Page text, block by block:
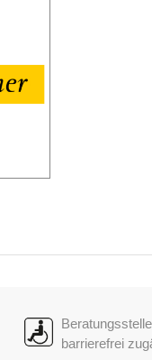
Beratungsstelle
barrierefrei